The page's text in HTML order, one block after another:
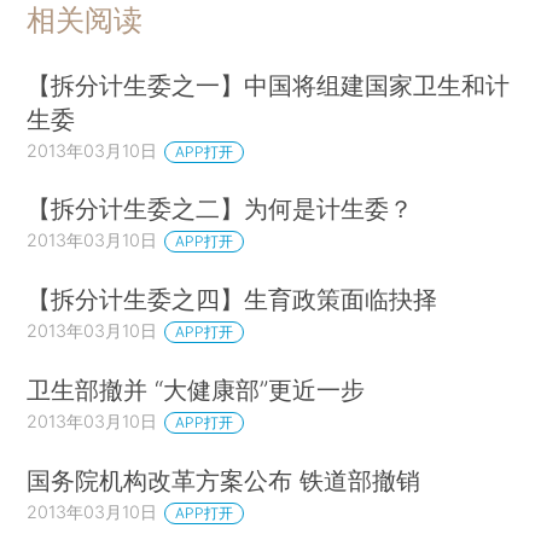
相关阅读
【拆分计生委之一】中国将组建国家卫生和计
生委
2013年03月10日 APP打开
【拆分计生委之二】为何是计生委？
2013年03月10日 APP打开
【拆分计生委之四】生育政策面临抉择
2013年03月10日 APP打开
卫生部撤并 “大健康部”更近一步
2013年03月10日 APP打开
国务院机构改革方案公布 铁道部撤销
2013年03月10日 APP打开